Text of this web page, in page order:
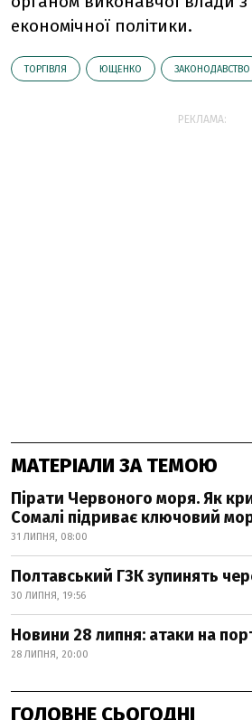
економічної політики.
ТОРГІВЛЯ ЮЩЕНКО ЗАКОНОДАВСТВО
РЕКЛАМА:
МАТЕРІАЛИ ЗА ТЕМОЮ
Пірати Червоного моря. Як
Сомалі підриває ключовий
31 ЛИПНЯ, 08:00
Полтавський ГЗК зупинять
30 ЛИПНЯ, 19:56
Новини 28 липня: атаки на
28 ЛИПНЯ, 20:00
ГОЛОВНЕ СЬОГОДНІ